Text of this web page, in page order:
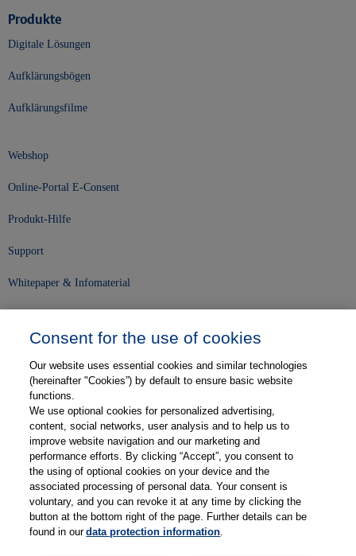
Produkte
Digitale Lösungen
Aufklärungsbögen
Aufklärungsfilme
Webshop
Online-Portal E-Consent
Produkt-Hilfe
Support
Whitepaper & Infomaterial
Karriere
Kontakt
Web-Semniare
Anwenderberichte
Partner
Consent for the use of cookies
Our website uses essential cookies and similar technologies
(hereinafter "Cookies”) by default to ensure basic website
functions.
We use optional cookies for personalized advertising,
content, social networks, user analysis and to help us to
improve website navigation and our marketing and
performance efforts. By clicking “Accept”, you consent to
the using of optional cookies on your device and the
associated processing of personal data. Your consent is
voluntary, and you can revoke it at any time by clicking the
button at the bottom right of the page. Further details can be
found in ourdata protection information.